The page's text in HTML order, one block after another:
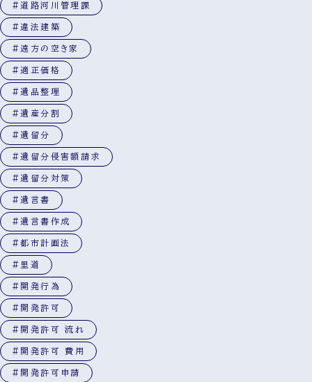
#道路河川管理課
#違法建築
#遠方の空き家
#適正価格
#遺品整理
#遺産分割
#遺留分
#遺留分侵害額請求
#遺留分対策
#遺言書
#遺言書作成
#都市計画法
#里道
#開発行為
#開発許可
#開発許可 流れ
#開発許可 費用
#開発許可申請